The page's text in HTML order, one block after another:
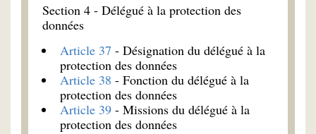
Section 4 - Délégué à la protection des
données
Article 37 - Désignation du délégué à la
protection des données
Article 38 - Fonction du délégué à la
protection des données
Article 39 - Missions du délégué à la
protection des données